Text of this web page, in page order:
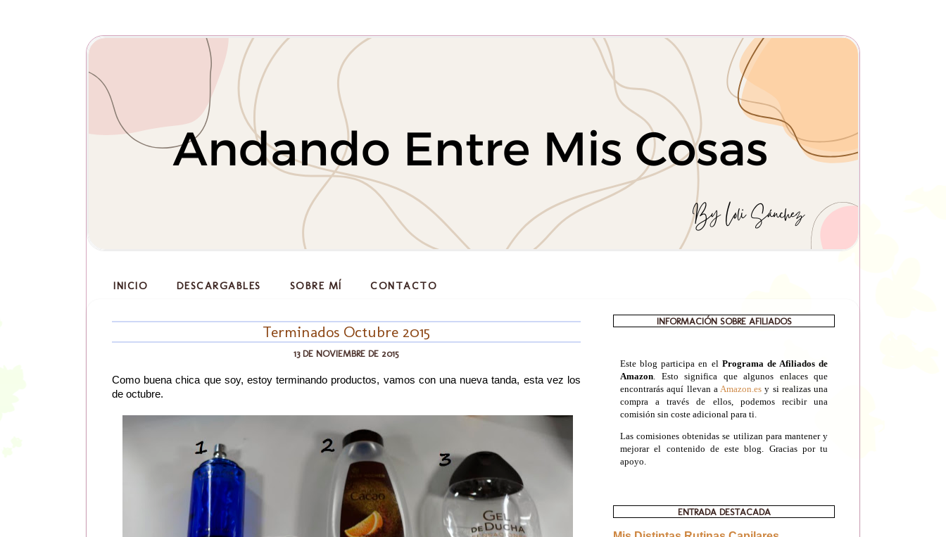
INICIO DESCARGABLES SOBRE MÍ CONTACTO
Terminados Octubre 2015
13 DE NOVIEMBRE DE 2015
Como buena chica que soy, estoy terminando productos, vamos con una nueva tanda, esta vez los
de octubre.
INFORMACIÓN SOBRE AFILIADOS
Este blog participa en el Programa de Afiliados de
Amazon . Esto significa que algunos enlaces que
encontrarás aquí llevan a Amazon.es y si realizas una
compra a través de ellos, podemos recibir una
comisión sin coste adicional para ti.
Las comisiones obtenidas se utilizan para mantener y
mejorar el contenido de este blog. Gracias por tu
apoyo.
ENTRADA DESTACADA